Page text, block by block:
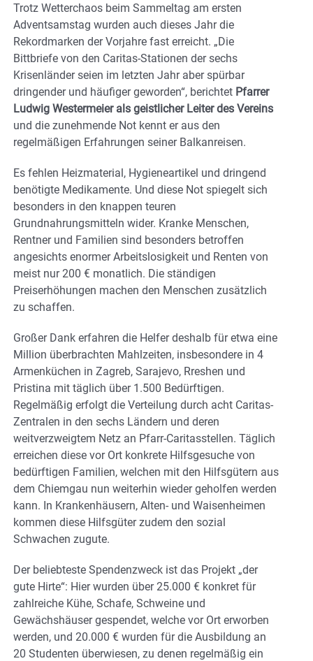
Trotz Wetterchaos beim Sammeltag am ersten
Adventsamstag wurden auch dieses Jahr die
Rekordmarken der Vorjahre fast erreicht. „Die
Bittbriefe von den Caritas-Stationen der sechs
Krisenländer seien im letzten Jahr aber spürbar
dringender und häufiger geworden“, berichtet Pfarrer
Ludwig Westermeier als geistlicher Leiter des Vereins
und die zunehmende Not kennt er aus den
regelmäßigen Erfahrungen seiner Balkanreisen.
Es fehlen Heizmaterial, Hygieneartikel und dringend
benötigte Medikamente. Und diese Not spiegelt sich
besonders in den knappen teuren
Grundnahrungsmitteln wider. Kranke Menschen,
Rentner und Familien sind besonders betroffen
angesichts enormer Arbeitslosigkeit und Renten von
meist nur 200 € monatlich. Die ständigen
Preiserhöhungen machen den Menschen zusätzlich
zu schaffen.
Großer Dank erfahren die Helfer deshalb für etwa eine
Million überbrachten Mahlzeiten, insbesondere in 4
Armenküchen in Zagreb, Sarajevo, Rreshen und
Pristina mit täglich über 1.500 Bedürftigen.
Regelmäßig erfolgt die Verteilung durch acht Caritas-
Zentralen in den sechs Ländern und deren
weitverzweigtem Netz an Pfarr-Caritasstellen. Täglich
erreichen diese vor Ort konkrete Hilfsgesuche von
bedürftigen Familien, welchen mit den Hilfsgütern aus
dem Chiemgau nun weiterhin wieder geholfen werden
kann. In Krankenhäusern, Alten- und Waisenheimen
kommen diese Hilfsgüter zudem den sozial
Schwachen zugute.
Der beliebteste Spendenzweck ist das Projekt „der
gute Hirte“: Hier wurden über 25.000 € konkret für
zahlreiche Kühe, Schafe, Schweine und
Gewächshäuser gespendet, welche vor Ort erworben
werden, und 20.000 € wurden für die Ausbildung an
20 Studenten überwiesen, zu denen regelmäßig ein